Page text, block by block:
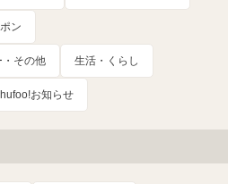
ン
・その他 生活・くらし
お知らせ